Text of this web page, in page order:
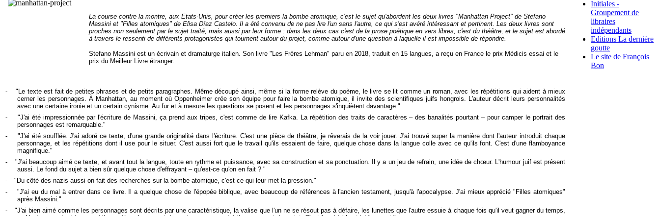
La course contre la montre, aux Etats-Unis, pour créer les premiers la bombe atomique, c'est le sujet qu'abordent les deux livres "Manhattan Project" de Stefano
Massini et "Filles atomiques" de Elisa Díaz Castelo. Il a été convenu de ne pas lire l'un sans l'autre, ce qui s'est avéré intéressant et pertinent. Les deux livres sont
proches non seulement par le sujet traité, mais aussi par leur forme : dans les deux cas c'est de la prose poétique en vers libres, c'est du théâtre, et le sujet est abordé
à travers le ressenti de différents protagonistes qui tournent autour du projet, comme autour d'une question à laquelle il est impossible de répondre.
Stefano Massini est un écrivain et dramaturge italien. Son livre "Les Frères Lehman" paru en 2018, traduit en 15 langues, a reçu en France le prix Médicis essai et le
prix du Meilleur Livre étranger.
-
"Le texte est fait de petites phrases et de petits paragraphes. Même découpé ainsi, même si la forme relève du poème, le livre se lit comme un roman, avec les répétitions qui aident à mieux
cerner les personnages. À Manhattan, au moment où Oppenheimer crée son équipe pour faire la bombe atomique, il invite des scientifiques juifs hongrois. L'auteur décrit leurs personnalités
avec une certaine ironie et un certain cynisme. Au fur et à mesure les questions se posent et les personnages s'inquiètent davantage."
-
"J'ai été impressionnée par l'écriture de Massini, ça prend aux tripes, c'est comme de lire Kafka. La répétition des traits de caractères – des banalités pourtant – pour camper le portrait des
personnages est remarquable."
-
"J'ai été soufflée. J'ai adoré ce texte, d'une grande originalité dans l'écriture. C'est une pièce de théâtre, je rêverais de la voir jouer. J'ai trouvé super la manière dont l'auteur introduit chaque
personnage, et les répétitions dont il use pour le situer. C'est aussi fort que le travail qu'ils essaient de faire, quelque chose dans la langue colle avec ce qu'ils font. C'est d'une flamboyance
magnifique."
-
"J'ai beaucoup aimé ce texte, et avant tout la langue, toute en rythme et puissance, avec sa construction et sa ponctuation. Il y a un jeu de refrain, une idée de chœur. L'humour juif est présent
aussi. Le fond du sujet a bien sûr quelque chose d'effrayant – qu'est-ce qu'on en fait ? "
-
"Du côté des nazis aussi on fait des recherches sur la bombe atomique, c'est ce qui leur met la pression."
-
"J'ai eu du mal à entrer dans ce livre. Il a quelque chose de l'épopée biblique, avec beaucoup de références à l'ancien testament, jusqu'à l'apocalypse. J'ai mieux apprécié "Filles atomiques"
après Massini."
-
"J'ai bien aimé comme les personnages sont décrits par une caractéristique, la valise que l'un ne se résout pas à défaire, les lunettes que l'autre essuie à chaque fois qu'il veut gagner du temps,
Initiales -
Groupement de
libraires
indépendants
Editions La dernière
goutte
Le site de François
Bon